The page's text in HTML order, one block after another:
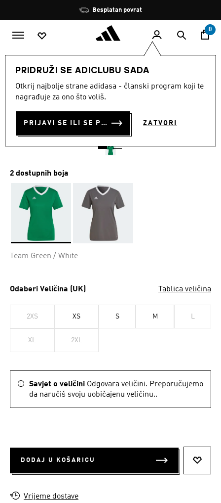
Zaustavi
rotaciju
Besplatan povrat
0
PRIDRUŽI SE ADICLUBU SADA
Otkrij najbolje strane adidasa - članski program koji te
nagrađuje za ono što voliš.
PRIJAVI SE ILI SE PRIDRUŽI SADA ZATVORI
Odjeća
ENT22 JSY W
€ 14.00
11.00 Posljednja najniža cijena
Originalna cijena
Cijena umanjena od
€ 20.00za
2 dostupnih boja
Team Green / White
Odaberi Veličina (UK) Tablica veličina
2XS XS S M L
XL 2XL
Savjet o veličini Odgovara veličini. Preporučujemo
da naručiš svoju uobičajenu veličinu..
DODAJ U KOŠARICU
Vrijeme dostave